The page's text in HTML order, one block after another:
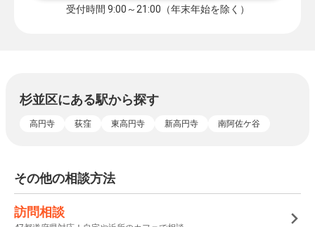
受付時間 9:00～21:00（年末年始を除く）
杉並区にある駅から探す
高円寺 荻窪 東高円寺 新高円寺 南阿佐ケ谷
その他の相談方法
訪問相談